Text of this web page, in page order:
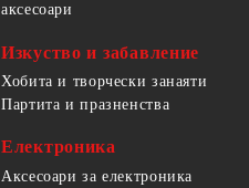
аксесоари
Изкуство и забавление
Хобита и творчески занаяти
Партита и празненства
Електроника
Аксесоари за електроника